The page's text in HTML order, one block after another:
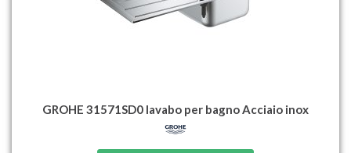
GROHE 31571SD0 lavabo per bagno Acciaio inox